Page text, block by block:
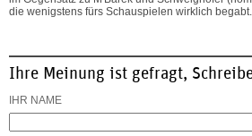
die wenigstens fürs Schauspielen wirklich begabt.
Ihre Meinung ist gefragt,
IHR NAME